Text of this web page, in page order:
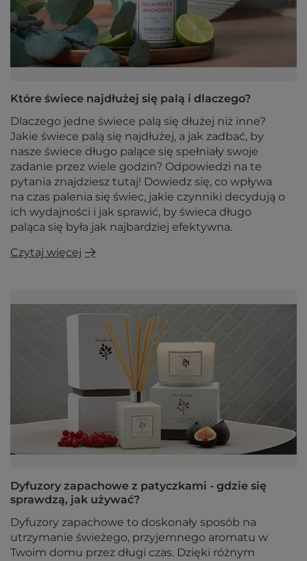
Które świece najdłużej się palą i dlaczego?
Dlaczego jedne świece palą się dłużej niż inne?
Jakie świece palą się najdłużej, a jak zadbać, by
nasze świece długo palące się spełniały swoje
zadanie przez wiele godzin? Odpowiedzi na te
pytania znajdziesz tutaj! Dowiedz się, co wpływa
na czas palenia się świec, jakie czynniki decydują o
ich wydajności i jak sprawić, by świeca długo
paląca się była jak najbardziej efektywna.
Czytaj więcej
Dyfuzory zapachowe z patyczkami - gdzie się
sprawdzą, jak używać?
Dyfuzory zapachowe to doskonały sposób na
utrzymanie świeżego, przyjemnego aromatu w
Twoim domu przez długi czas. Dzięki różnym